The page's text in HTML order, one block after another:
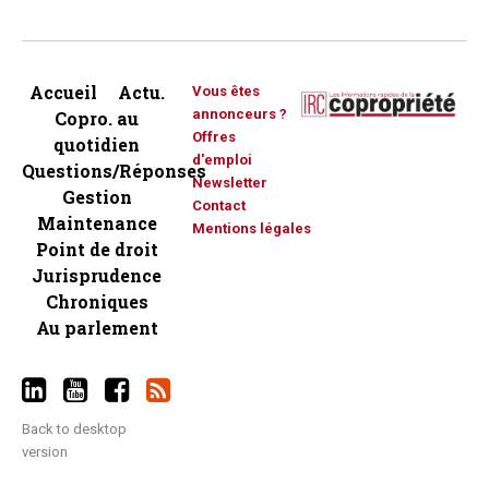
Accueil
Actu.
Copro. au
quotidien
Questions/Réponses
Gestion
Maintenance
Point de droit
Jurisprudence
Chroniques
Au parlement
Vous êtes
annonceurs ?
Offres
d'emploi
Newsletter
Contact
Mentions légales
Back to desktop
version